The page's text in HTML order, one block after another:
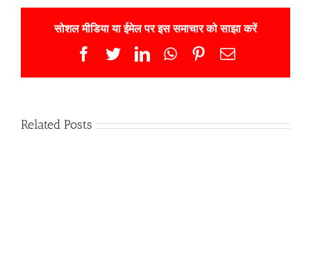
सोशल मीडिया या ईमेल पर इस समाचार को साझा करें
Facebook
TwitterLinkedInWhatsApp
Pinterest
Email
Related Posts